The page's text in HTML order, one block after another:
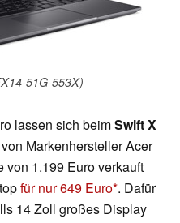
51G-553X)
lassen sich beimSwift X
Markenhersteller Acer
von 1.199 Euro verkauft
für nur 649 Euro . Dafür
14 Zoll großes Display